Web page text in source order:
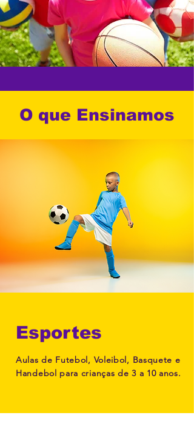
O que Ensinamos
Esportes
Aulas de Futebol, Voleibol, Basquete e
Handebol para crianças de 3 a 10 anos.